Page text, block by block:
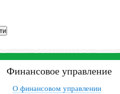
Финансовое управление
О финансовом управлении